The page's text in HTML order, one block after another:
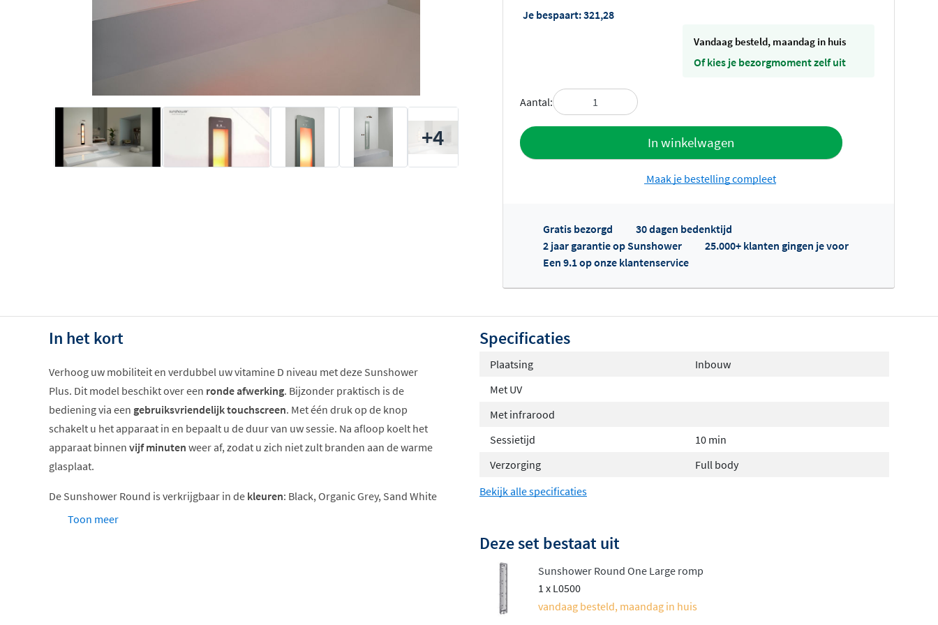
+4
Je bespaart:321,28
vandaag besteld, maandag in huis
Of kies je bezorgmoment zelf uit
Aantal:
In winkelwagen
Toevoegen aan offerte
Maak je bestelling compleet
Gratis bezorgd
30 dagen bedenktijd
2 jaar garantie op Sunshower
25.000+ klanten gingen je voor
Een 9.1 op onze klantenservice
In het kort
Verhoog uw mobiliteit en verdubbel uw vitamine D niveau met deze Sunshower
Plus. Dit model beschikt over een ronde afwerking. Bijzonder praktisch is de
bediening via een gebruiksvriendelijk touchscreen. Met één druk op de knop
schakelt u het apparaat in en bepaalt u de duur van uw sessie. Na afloop koelt het
apparaat binnen vijf minuten weer af, zodat u zich niet zult branden aan de warme
glasplaat.
De Sunshower Round is verkrijgbaar in de kleuren: Black, Organic Grey, Sand White
en White.
Toon meer
Specificaties
Plaatsing
Inbouw
Met UV
Met infrarood
Sessietijd
10 min
Verzorging
Full body
Bekijk alle specificaties
Deze set bestaat uit
Sunshower Round One Large romp
1 x L0500
vandaag besteld, maandag in huis